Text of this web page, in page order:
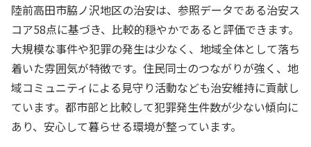
陸前高田市脇ノ沢地区の治安は、参照データである治安ス
コア58点に基づき、比較的穏やかであると評価できます。
大規模な事件や犯罪の発生は少なく、地域全体として落ち
着いた雰囲気が特徴です。住民同士のつながりが強く、地
域コミュニティによる見守り活動なども治安維持に貢献し
ています。都市部と比較して犯罪発生件数が少ない傾向に
あり、安心して暮らせる環境が整っています。